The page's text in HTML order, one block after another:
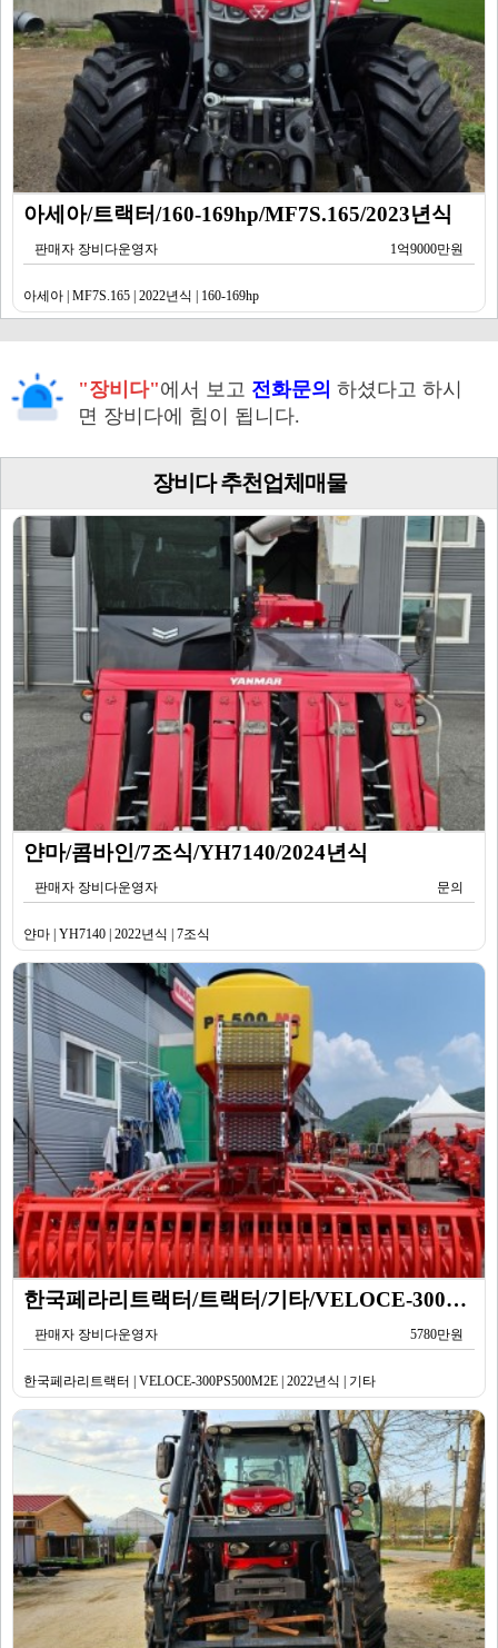
아세아/트랙터/160-169hp/MF7S.165/2023년식
판매자 장비다운영자 1억9000만원
아세아 | MF7S.165 | 2022년식 | 160-169hp
"장비다"에서 보고 전화문의 하셨다고 하시
면 장비다에 힘이 됩니다.
장비다 추천업체매물
얀마/콤바인/7조식/YH7140/2024년식
판매자 장비다운영자 문의
얀마 | YH7140 | 2022년식 | 7조식
한국페라리트랙터/트랙터/기타/VELOCE-300PS500M2E/2022년식
판매자 장비다운영자 5780만원
한국페라리트랙터 | VELOCE-300PS500M2E | 2022년식 | 기타